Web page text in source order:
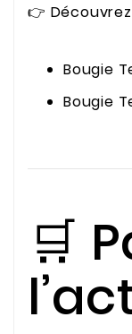
👉
Bougie
Bougie
🛒